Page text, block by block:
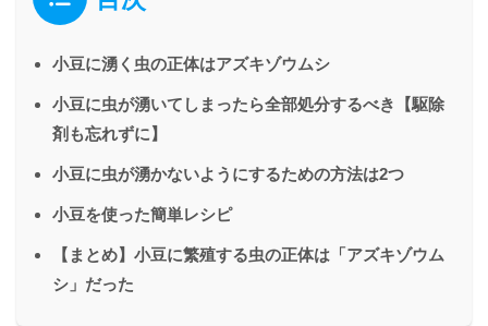
小豆に湧く虫の正体はアズキゾウムシ
小豆に虫が湧いてしまったら全部処分するべき【駆除
剤も忘れずに】
小豆に虫が湧かないようにするための方法は2つ
小豆を使った簡単レシピ
【まとめ】小豆に繁殖する虫の正体は「アズキゾウム
シ」だった